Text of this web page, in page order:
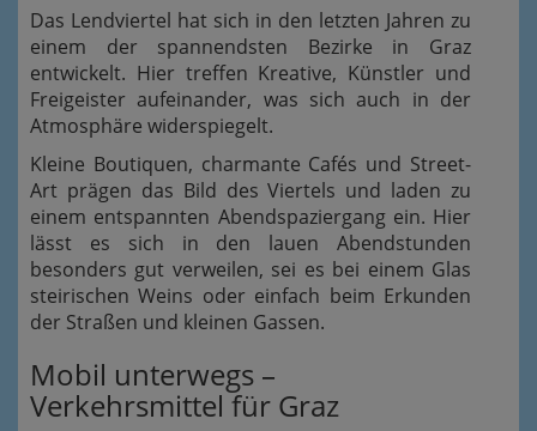
Das Lendviertel hat sich in den letzten Jahren zu
einem der spannendsten Bezirke in Graz
entwickelt. Hier treffen Kreative, Künstler und
Freigeister aufeinander, was sich auch in der
Atmosphäre widerspiegelt.
Kleine Boutiquen, charmante Cafés und Street-
Art prägen das Bild des Viertels und laden zu
einem entspannten Abendspaziergang ein. Hier
lässt es sich in den lauen Abendstunden
besonders gut verweilen, sei es bei einem Glas
steirischen Weins oder einfach beim Erkunden
der Straßen und kleinen Gassen.
Mobil unterwegs –
Verkehrsmittel für Graz